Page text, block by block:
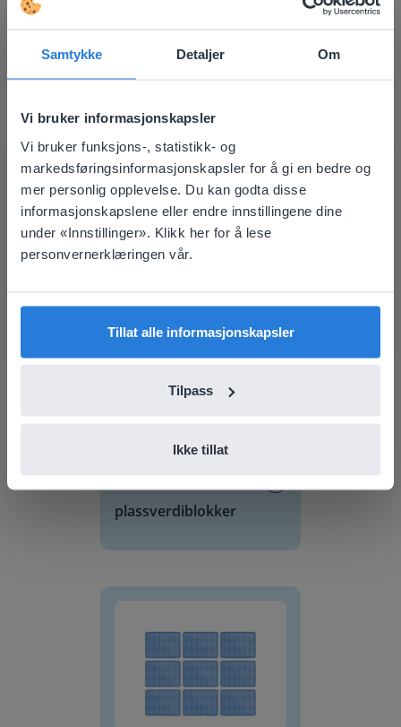
Samtykke Detaljer Om
Vi bruker informasjonskapsler
Vi bruker funksjons-, statistikk- og
markedsføringsinformasjonskapsler for å gi en bedre og
mer personlig opplevelse. Du kan godta disse
informasjonskapslene eller endre innstillingene dine
under «Innstillinger». Klikk her for å lese
personvernerklæringen vår.
Tillat alle informasjonskapsler
Tilpass
Ikke tillat
Oppdag mer!
Mapa de assentos da sala de aula
Verktøy
Mapa de assentos da
sala de aula
plassverdiblokker
plassverdiblokker
This website doesn't match
your location
Based on your location, we think you might
prefer to visit our English website. There you'll
English
Norsk